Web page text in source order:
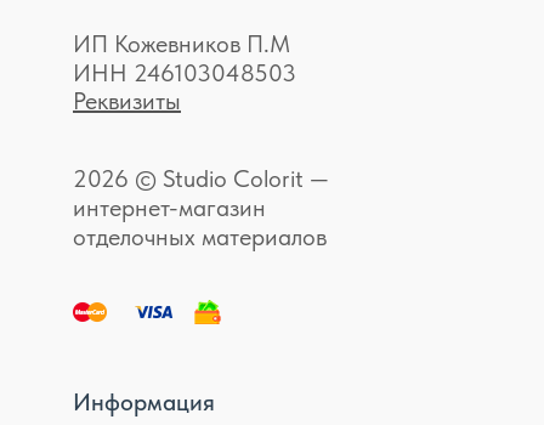
ИП Кожевников П.М
ИНН 246103048503
Реквизиты
2026 © Studio Colorit —
интернет-магазин
отделочных материалов
Информация